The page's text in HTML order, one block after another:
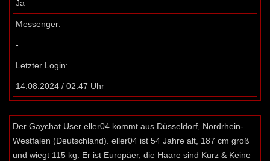
Ja
Messenger:
-
Letzter Login:
14.08.2024 / 02:47 Uhr
Der Gaychat User eller04 kommt aus Düsseldorf, Nordrhein-
Westfalen (Deutschland). eller04 ist 54 Jahre alt, 187 cm groß
und wiegt 115 kg. Er ist Europäer, die Haare sind Kurz & Keine